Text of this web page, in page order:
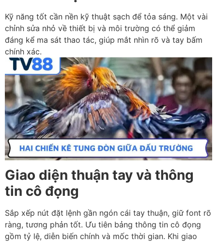
Kỹ năng tốt cần nền kỹ thuật sạch để tỏa sáng. Một vài
chỉnh sửa nhỏ về thiết bị và môi trường có thể giảm
đáng kể ma sát thao tác, giúp mắt nhìn rõ và tay bấm
chính xác.
Giao diện thuận tay và thông
tin cô đọng
Sắp xếp nút đặt lệnh gần ngón cái tay thuận, giữ font rõ
ràng, tương phản tốt. Ưu tiên bảng thông tin cô đọng
gồm tỷ lệ, diễn biến chính và mốc thời gian. Khi giao